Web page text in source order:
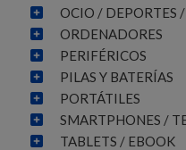
OCIO / DEPORTES
ORDENADORES
PERIFÉRICOS
PILAS Y BATERÍAS
PORTÁTILES
SMARTPHONES /
TABLETS / EBOOK